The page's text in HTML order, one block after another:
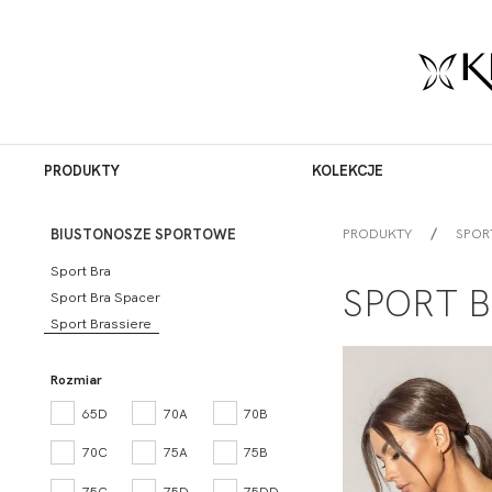
PRODUKTY KOLEKCJE
BIUSTONOSZE SPORTOWE
Sport Bra
Sport Bra Spacer
Sport Brassiere
Rozmiar
65D 70A 70B
70C 75A 75B
PRODUKTY
SPORT